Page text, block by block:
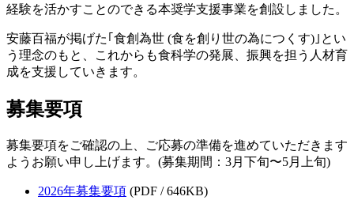
経験を活かすことのできる本奨学支援事業を創設しました。
安藤百福が掲げた｢食創為世 (食を創り世の為につくす)｣とい
う理念のもと、これからも食科学の発展、振興を担う人材育
成を支援していきます。
募集要項
募集要項をご確認の上、ご応募の準備を進めていただきます
ようお願い申し上げます。(募集期間：3月下旬〜5月上旬)
2026年募集要項 (PDF / 646KB)